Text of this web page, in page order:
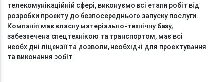
телекомунікаційній сфері, виконуємо всі етапи робіт від
розробки проекту до безпосереднього запуску послуги.
Компанія має власну матеріально-технічну базу,
забезпечена спецтехнікою та транспортом, має всі
необхідні ліцензії та дозволи, необхідні для проектування
та виконання робіт.